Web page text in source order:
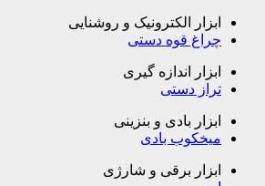
ابزار الکترونیک و روشنایی
چراغ قوه دستی
ابزار اندازه گیری
تراز دستی
ابزار بادی و بنزینی
میخکوب بادی
ابزار برقی و شارژی